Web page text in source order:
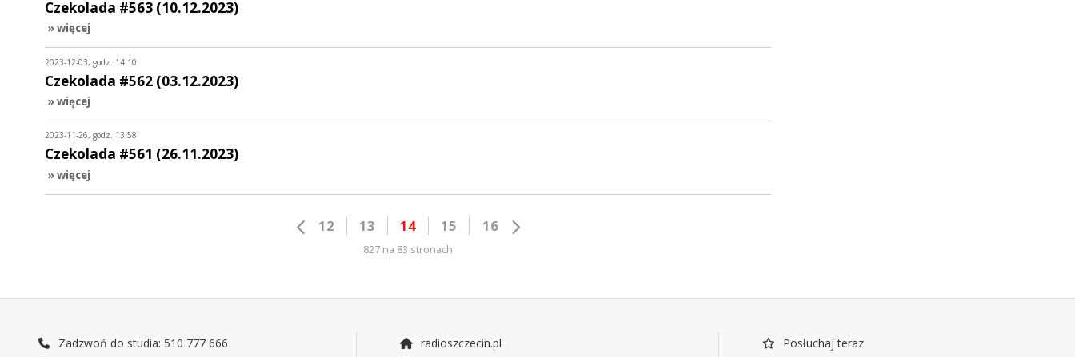
Czekolada #563 (10.12.2023)
» więcej
2023-12-03, godz. 14:10
Czekolada #562 (03.12.2023)
» więcej
2023-11-26, godz. 13:58
Czekolada #561 (26.11.2023)
» więcej
12 13 14 15 16
827 na 83 stronach
Zadzwoń do studia: 510 777 666
radioszczecin.pl
Posłuchaj teraz